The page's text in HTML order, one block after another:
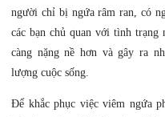
người chỉ bị ngứa râm ran, có
các bạn chủ quan với tình trạng
càng nặng nề hơn và gây ra
lượng cuộc sống.
Để khắc phục việc viêm ngứa